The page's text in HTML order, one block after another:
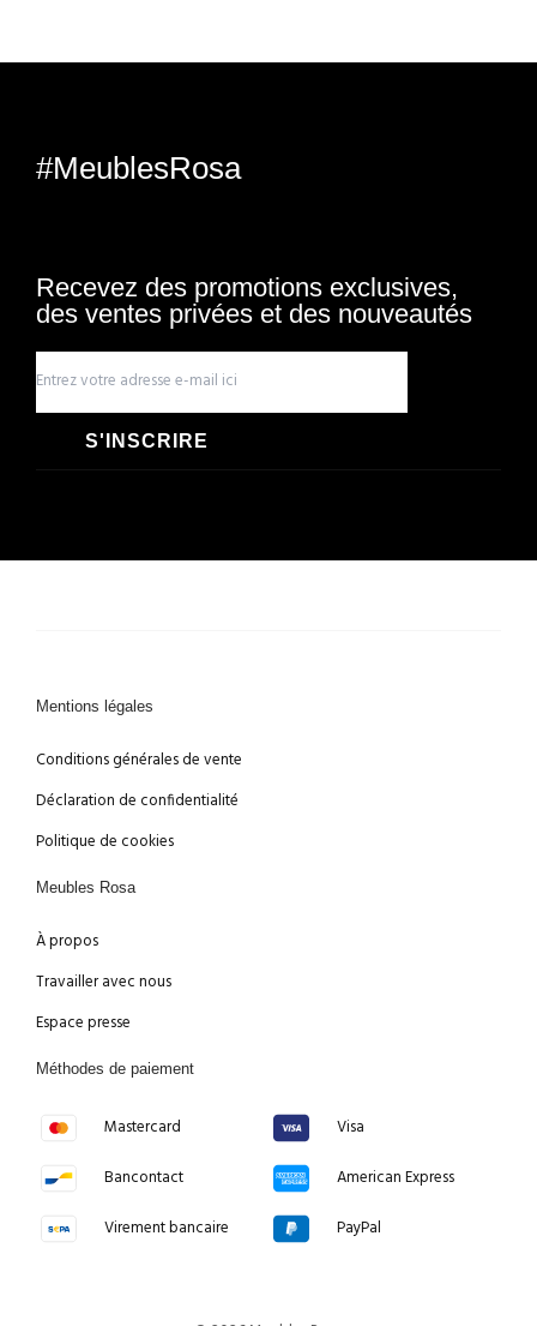
#MeublesRosa
Recevez des promotions exclusives,
des ventes privées et des nouveautés
S'INSCRIRE
Mentions légales
Conditions générales de vente
Déclaration de confidentialité
Politique de cookies
Meubles Rosa
À propos
Travailler avec nous
Espace presse
Méthodes de paiement
Mastercard
Bancontact
Virement bancaire
Visa
American Express
PayPal